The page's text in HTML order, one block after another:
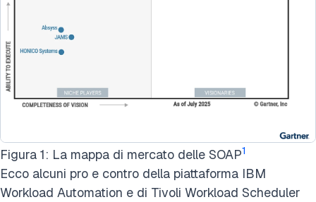
Figura 1: La mappa di mercato delle SOAP1
Ecco alcuni pro e contro della piattaforma IBM
Workload Automation e di Tivoli Workload Scheduler